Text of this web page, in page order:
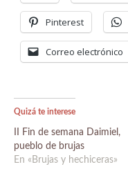
Pinterest
Correo electrónico
Quizá te interese
II Fin de semana Daimiel,
pueblo de brujas
En «Brujas y hechiceras»